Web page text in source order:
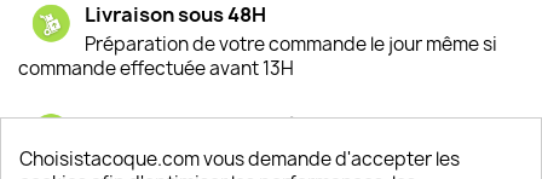
Livraison sous 48H
Préparation de votre commande le jour même si
commande effectuée avant 13H
Satisfaction de nos clients
Depuis 2009, entre 92% et 94% de nos clients
Choisistacoque.com vous demande d'accepter les